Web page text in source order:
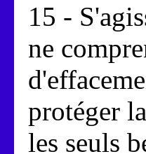
15 -
ne
protéger
les seuls